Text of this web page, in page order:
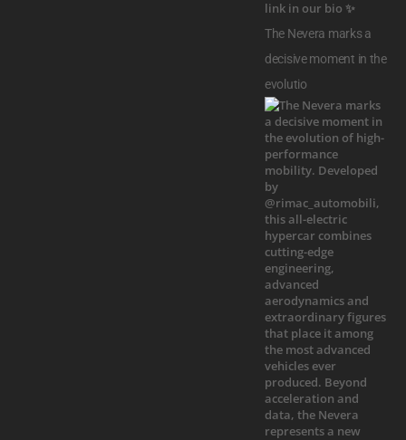
The Nevera marks a
decisive moment in the
evolutio